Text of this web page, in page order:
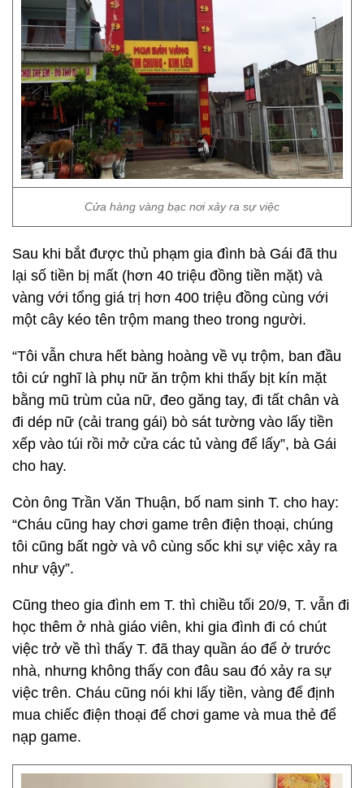
Cửa hàng vàng bạc nơi xảy ra sự việc
Sau khi bắt được thủ phạm gia đình bà Gái đã thu
lại số tiền bị mất (hơn 40 triệu đồng tiền mặt) và
vàng với tổng giá trị hơn 400 triệu đồng cùng với
một cây kéo tên trộm mang theo trong người.
“Tôi vẫn chưa hết bàng hoàng về vụ trộm, ban đầu
tôi cứ nghĩ là phụ nữ ăn trộm khi thấy bịt kín mặt
bằng mũ trùm của nữ, đeo găng tay, đi tất chân và
đi dép nữ (cải trang gái) bò sát tường vào lấy tiền
xếp vào túi rồi mở cửa các tủ vàng để lấy”, bà Gái
cho hay.
Còn ông Trần Văn Thuận, bố nam sinh T. cho hay:
“Cháu cũng hay chơi game trên điện thoại, chúng
tôi cũng bất ngờ và vô cùng sốc khi sự việc xảy ra
như vậy”.
Cũng theo gia đình em T. thì chiều tối 20/9, T. vẫn đi
học thêm ở nhà giáo viên, khi gia đình đi có chút
việc trở về thì thấy T. đã thay quần áo để ở trước
nhà, nhưng không thấy con đâu sau đó xảy ra sự
việc trên. Cháu cũng nói khi lấy tiền, vàng để định
mua chiếc điện thoại để chơi game và mua thẻ để
nạp game.